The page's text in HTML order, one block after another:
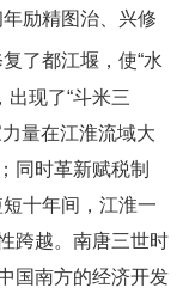
励精图治、兴修
了都江堰，使“水
出现了“斗米三
量在江淮流域大
同时革新赋税制
十年间，江淮一
跨越。南唐三世时
国南方的经济开发